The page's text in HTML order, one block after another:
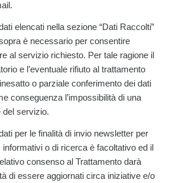
elencati nella sezione “Dati Raccolti”
è necessario per consentire
al servizio richiesto. Per tale ragione il
e l’eventuale rifiuto al trattamento
o parziale conferimento dei dati
conseguenza l’impossibilità di una
del servizio.
per le finalità di invio newsletter per
o di ricerca è facoltativo ed il
consenso al Trattamento darà
di essere aggiornati circa iniziative e/o